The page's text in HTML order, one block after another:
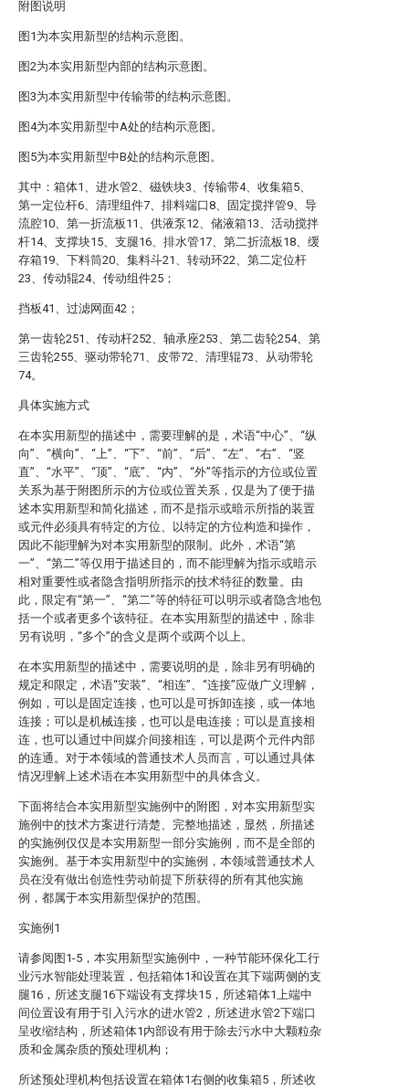
附图说明
图1为本实用新型的结构示意图。
图2为本实用新型内部的结构示意图。
图3为本实用新型中传输带的结构示意图。
图4为本实用新型中A处的结构示意图。
图5为本实用新型中B处的结构示意图。
其中：箱体1、进水管2、磁铁块3、传输带4、收集箱5、
第一定位杆6、清理组件7、排料端口8、固定搅拌管9、导
流腔10、第一折流板11、供液泵12、储液箱13、活动搅拌
杆14、支撑块15、支腿16、排水管17、第二折流板18、缓
存箱19、下料筒20、集料斗21、转动环22、第二定位杆
23、传动辊24、传动组件25；
挡板41、过滤网面42；
第一齿轮251、传动杆252、轴承座253、第二齿轮254、第
三齿轮255、驱动带轮71、皮带72、清理辊73、从动带轮
74。
具体实施方式
在本实用新型的描述中，需要理解的是，术语“中心”、“纵
向”、“横向”、“上”、“下”、“前”、“后”、“左”、“右”、“竖
直”、“水平”、“顶”、“底”、“内”、“外”等指示的方位或位置
关系为基于附图所示的方位或位置关系，仅是为了便于描
述本实用新型和简化描述，而不是指示或暗示所指的装置
或元件必须具有特定的方位、以特定的方位构造和操作，
因此不能理解为对本实用新型的限制。此外，术语“第
一”、“第二”等仅用于描述目的，而不能理解为指示或暗示
相对重要性或者隐含指明所指示的技术特征的数量。由
此，限定有“第一”、“第二”等的特征可以明示或者隐含地包
括一个或者更多个该特征。在本实用新型的描述中，除非
另有说明，“多个”的含义是两个或两个以上。
在本实用新型的描述中，需要说明的是，除非另有明确的
规定和限定，术语“安装”、“相连”、“连接”应做广义理解，
例如，可以是固定连接，也可以是可拆卸连接，或一体地
连接；可以是机械连接，也可以是电连接；可以是直接相
连，也可以通过中间媒介间接相连，可以是两个元件内部
的连通。对于本领域的普通技术人员而言，可以通过具体
情况理解上述术语在本实用新型中的具体含义。
下面将结合本实用新型实施例中的附图，对本实用新型实
施例中的技术方案进行清楚、完整地描述，显然，所描述
的实施例仅仅是本实用新型一部分实施例，而不是全部的
实施例。基于本实用新型中的实施例，本领域普通技术人
员在没有做出创造性劳动前提下所获得的所有其他实施
例，都属于本实用新型保护的范围。
实施例1
请参阅图1-5，本实用新型实施例中，一种节能环保化工行
业污水智能处理装置，包括箱体1和设置在其下端两侧的支
腿16，所述支腿16下端设有支撑块15，所述箱体1上端中
间位置设有用于引入污水的进水管2，所述进水管2下端口
呈收缩结构，所述箱体1内部设有用于除去污水中大颗粒杂
质和金属杂质的预处理机构；
所述预处理机构包括设置在箱体1右侧的收集箱5，所述收